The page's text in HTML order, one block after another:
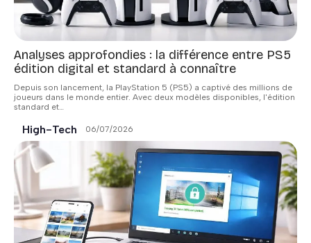
Analyses approfondies : la différence entre PS5
édition digital et standard à connaître
Depuis son lancement, la PlayStation 5 (PS5) a captivé des millions de
joueurs dans le monde entier. Avec deux modèles disponibles, l'édition
standard et…
High-Tech 06/07/2026